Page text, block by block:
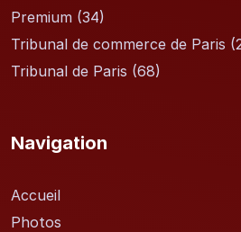
Premium (34)
Tribunal de commerce de Paris
Tribunal de Paris (68)
Navigation
Accueil
Photos